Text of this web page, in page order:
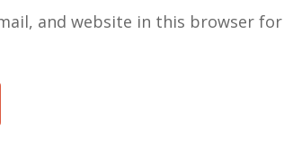
and website in this browser